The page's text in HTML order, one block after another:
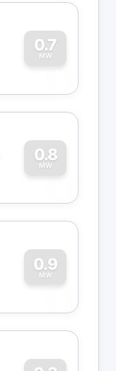
0.7
MW
0
0.8
MW
0
0.9
MW
0